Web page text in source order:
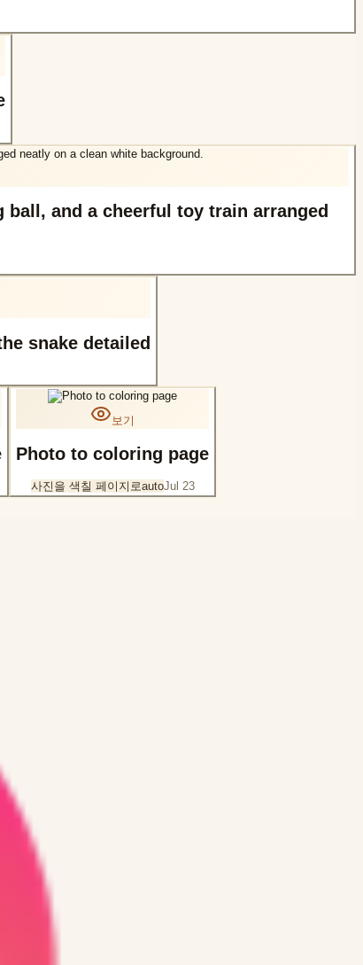
and a cheerful toy train arranged
snake detailed
보기
Photo to coloring page
사진을 색칠 페이지로autoJul 23